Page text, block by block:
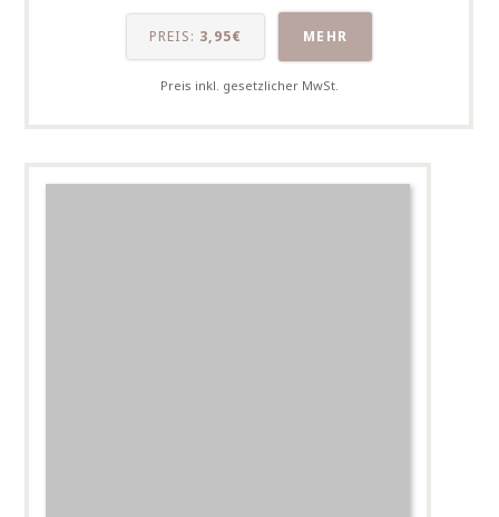
PREIS: 3,95€ MEHR
Preis inkl. gesetzlicher MwSt.